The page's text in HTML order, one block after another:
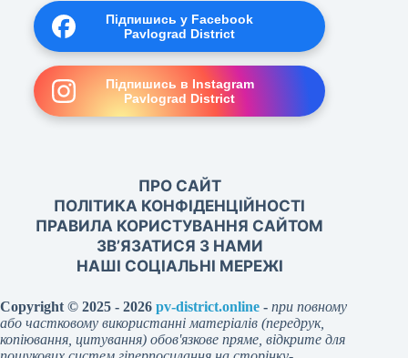
Підпишись у Facebook
Pavlograd District
Підпишись в Instagram
Pavlograd District
ПРО САЙТ
ПОЛІТИКА КОНФІДЕНЦІЙНОСТІ
ПРАВИЛА КОРИСТУВАННЯ САЙТОМ
ЗВ’ЯЗАТИСЯ З НАМИ
НАШІ СОЦІАЛЬНІ МЕРЕЖІ
Copyright © 2025 - 2026 pv-district.online - при повному
або частковому використанні матеріалів (передрук,
копіювання, цитування) обов'язкове пряме, відкрите для